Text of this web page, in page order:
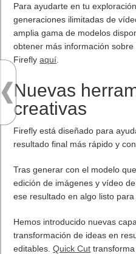
Para ayudarte en tu
generaciones ilimitadas de
amplia gama de modelos
obtener más información
Fireflyaquí
Nuevas
creativas
Firefly está diseñado para
resultado final más rápido y
Tras generar con el modelo
edición de imágenes y vídeo
ese resultado en algo listo para
Hemos introducido nuevas
transformación de ideas en
editables.Quick Cut